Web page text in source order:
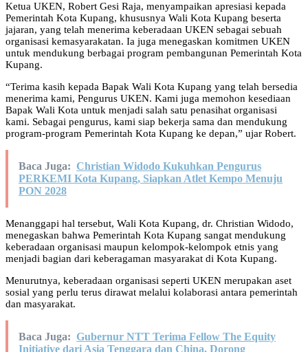
Ketua UKEN, Robert Gesi Raja, menyampaikan apresiasi kepada
Pemerintah Kota Kupang, khususnya Wali Kota Kupang beserta
jajaran, yang telah menerima keberadaan UKEN sebagai sebuah
organisasi kemasyarakatan. Ia juga menegaskan komitmen UKEN
untuk mendukung berbagai program pembangunan Pemerintah Kota
Kupang.
“Terima kasih kepada Bapak Wali Kota Kupang yang telah bersedia
menerima kami, Pengurus UKEN. Kami juga memohon kesediaan
Bapak Wali Kota untuk menjadi salah satu penasihat organisasi
kami. Sebagai pengurus, kami siap bekerja sama dan mendukung
program-program Pemerintah Kota Kupang ke depan,” ujar Robert.
Baca Juga: Christian Widodo Kukuhkan Pengurus
PERKEMI Kota Kupang, Siapkan Atlet Kempo Menuju
PON 2028
Menanggapi hal tersebut, Wali Kota Kupang, dr. Christian Widodo,
menegaskan bahwa Pemerintah Kota Kupang sangat mendukung
keberadaan organisasi maupun kelompok-kelompok etnis yang
menjadi bagian dari keberagaman masyarakat di Kota Kupang.
Menurutnya, keberadaan organisasi seperti UKEN merupakan aset
sosial yang perlu terus dirawat melalui kolaborasi antara pemerintah
dan masyarakat.
Baca Juga: Gubernur NTT Terima Fellow The Equity
Initiative dari Asia Tenggara dan China, Dorong